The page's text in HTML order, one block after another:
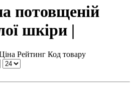
потовщеній
шкіри |
Рейтинг Код товару